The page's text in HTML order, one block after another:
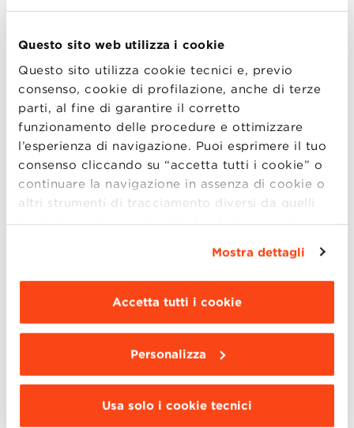
Questo sito web utilizza i cookie
Questo sito utilizza cookie tecnici e, previo
consenso, cookie di profilazione, anche di terze
parti, al fine di garantire il corretto
funzionamento delle procedure e ottimizzare
l’esperienza di navigazione. Puoi esprimere il tuo
consenso cliccando su “accetta tutti i cookie” o
continuare la navigazione in assenza di cookie o
altri strumenti di tracciamento diversi da quelli
tecnici semplicemente chiudendo il presente
Dettagli ”. Per
modificare le impostazioni di navigazione e
scegliere le funzionalità, le terze parti e i cookie
Mostra dettagli
Accetta tutti i cookie
Personalizza
Usa solo i cookie tecnici
della Scuola
Ore 19:00MASTER DIALOGUE
SESSION
Ore 20:00APERITIVO CON GLI
ALUMNI
Per partecipare alla presentazione ti
invitiamo a compilare il form di registrazione.
Come raggiungerci:
IN AUTOBUS
La linea 59 porta direttamente a Villa
Guastavillani dal centro della città (Piazza
Cavour). Qui sono disponibili gli orari